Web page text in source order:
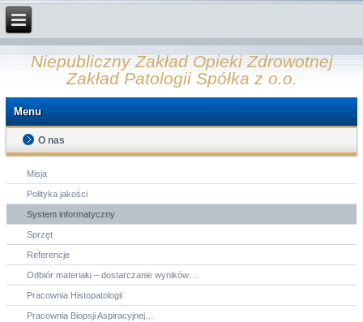
Niepubliczny Zakład Opieki Zdrowotnej
Zakład Patologii Spółka z o.o.
Menu
O nas
Misja
Polityka jakości
System informatyczny
Sprzęt
Referencje
Odbiór materiału – dostarczanie wyników…
Pracownia Histopatologii
Pracownia Biopsji Aspiracyjnej…